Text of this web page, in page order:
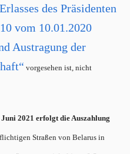
Erlasses des Präsidenten
vom 10.01.2020
Austragung der
vorgesehen ist, nicht
2021 erfolgt die Auszahlung
Straßen von Belarus in